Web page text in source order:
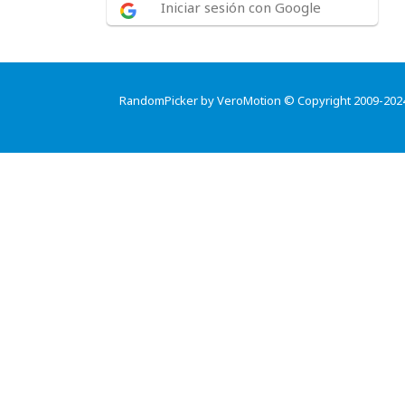
Iniciar sesión con Google
RandomPicker by VeroMotion © Copyright 2009-